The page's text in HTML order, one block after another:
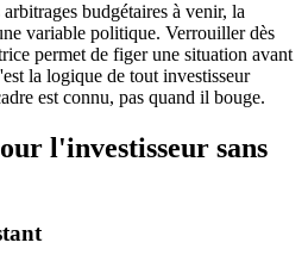
budgétaires à venir, la
variable politique. Verrouiller dès
permet de figer une situation avant
la logique de tout investisseur
est connu, pas quand il bouge.
l'investisseur sans